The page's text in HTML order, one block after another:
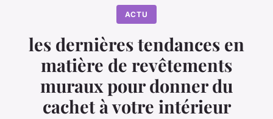
ACTU
les dernières tendances en
matière de revêtements
muraux pour donner du
cachet à votre intérieur